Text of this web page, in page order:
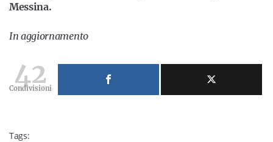
Messina.
In aggiornamento
42
Condivisioni
Tags: